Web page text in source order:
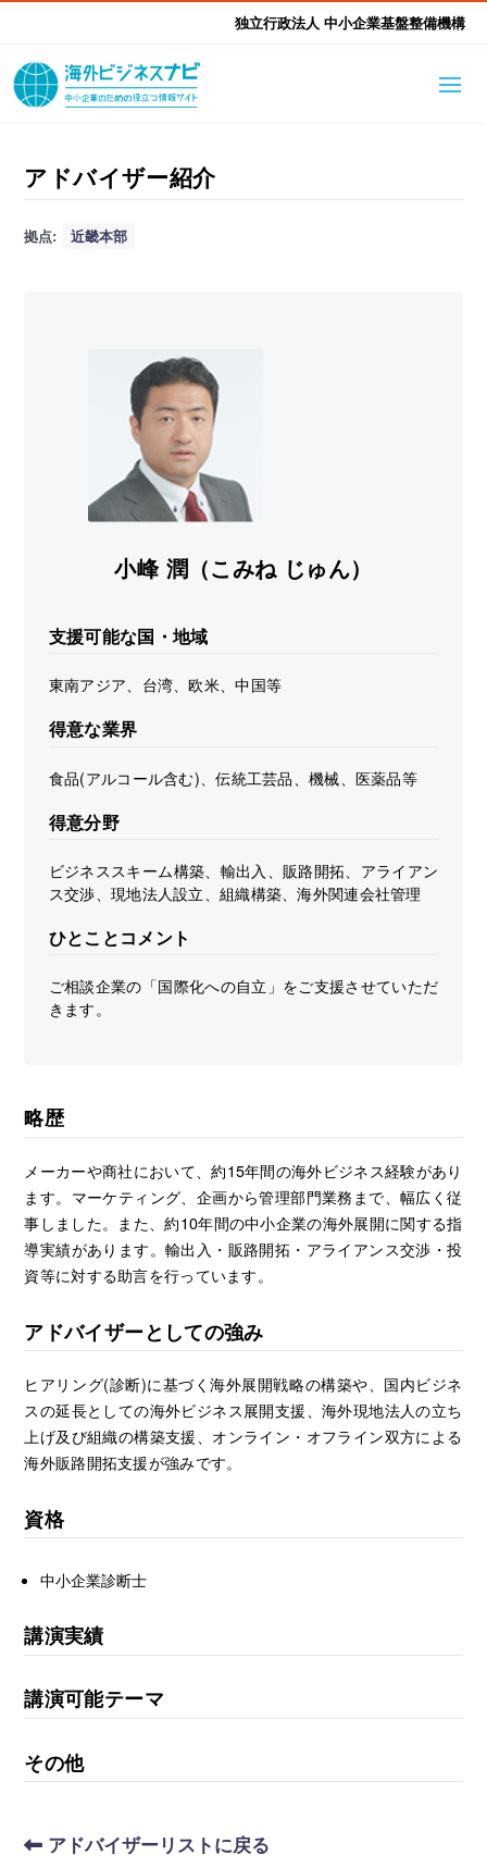
独立行政法人 中小企業基盤整備機構
海外ビジネスナビとは
はじめて海外
海外展開そもそも講座
進出・支援事例
本部・関東本部
東北本部
北陸本部
支援メニュー
海外展開アドバイス支援
海外展開支援メニュー
アドバイザー紹介
拠点: 近畿本部
小峰 潤（こみね じゅん）
支援可能な国・地域
東南アジア、台湾、欧米、中国等
得意な業界
食品(アルコール含む)、伝統工芸品、機械、医薬品等
得意分野
ビジネススキーム構築、輸出入、販路開拓、アライアン
ス交渉、現地法人設立、組織構築、海外関連会社管理
ひとことコメント
ご相談企業の「国際化への自立」をご支援させていただ
きます。
略歴
メーカーや商社において、約15年間の海外ビジネス経験があり
ます。マーケティング、企画から管理部門業務まで、幅広く従
事しました。また、約10年間の中小企業の海外展開に関する指
導実績があります。輸出入・販路開拓・アライアンス交渉・投
資等に対する助言を行っています。
アドバイザーとしての強み
ヒアリング(診断)に基づく海外展開戦略の構築や、国内ビジネ
スの延長としての海外ビジネス展開支援、海外現地法人の立ち
上げ及び組織の構築支援、オンライン・オフライン双方による
海外販路開拓支援が強みです。
資格
中小企業診断士
講演実績
講演可能テーマ
その他
アドバイザーリストに戻る